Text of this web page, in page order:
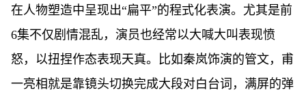
在人物塑造中呈现出“扁平”的程式化表演。尤其是前
6集不仅剧情混乱，演员也经常以大喊大叫表现愤
怒，以扭捏作态表现天真。比如秦岚饰演的管文，甫
一亮相就是靠镜头切换完成大段对白台词，满屏的弹